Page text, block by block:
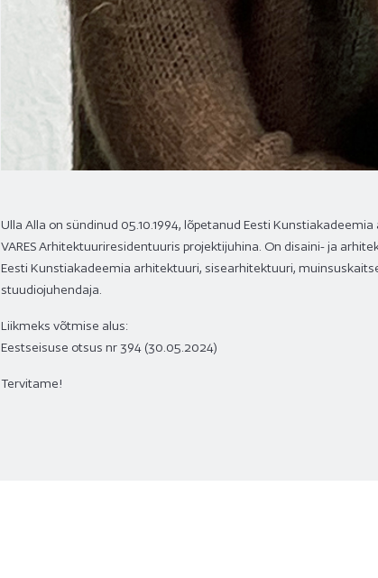
Ulla Alla on sündinud 05.10.1994, lõpetanud Eesti Kunstiakadeemia
VARES Arhitektuuriresidentuuris projektijuhina. On disaini- ja
Eesti Kunstiakadeemia arhitektuuri, sisearhitektuuri,
stuudiojuhendaja.
Liikmeks võtmise alus:
Eestseisuse otsus nr 394 (30 .05.2024)
Tervitame!